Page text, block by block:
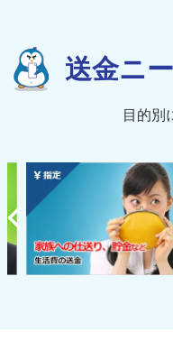
送金ニ
目的別